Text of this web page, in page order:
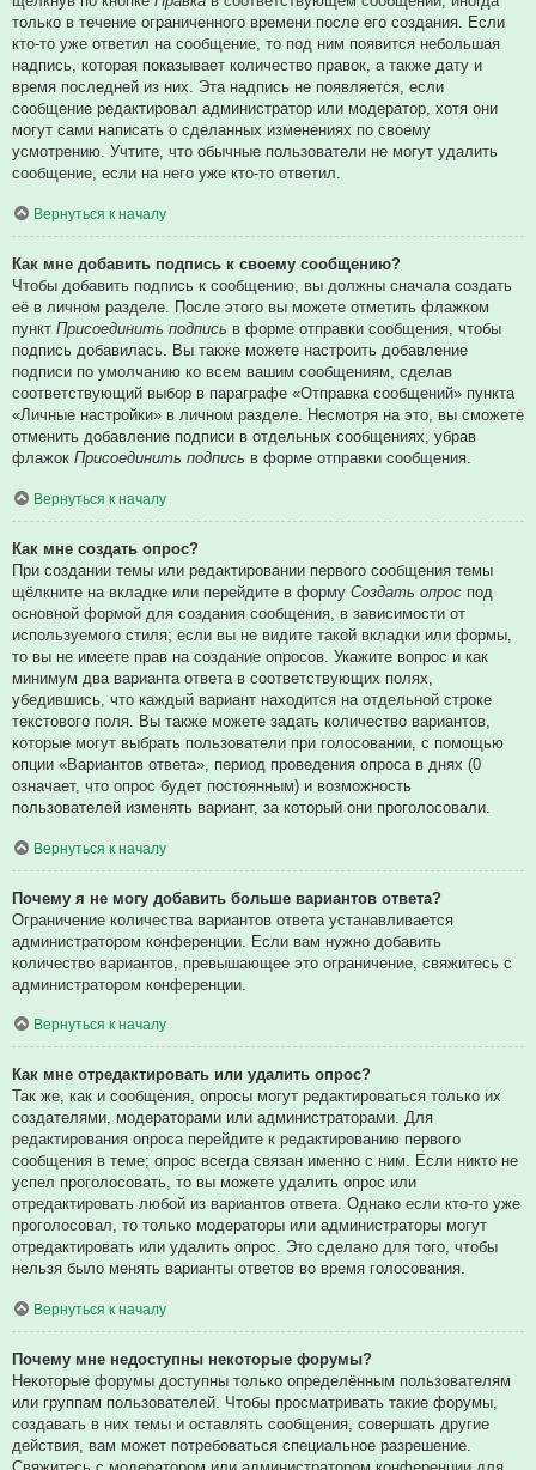
только в течение ограниченного времени после его создания. Если
кто-то уже ответил на сообщение, то под ним появится небольшая
надпись, которая показывает количество правок, а также дату и
время последней из них. Эта надпись не появляется, если
сообщение редактировал администратор или модератор, хотя они
могут сами написать о сделанных изменениях по своему
усмотрению. Учтите, что обычные пользователи не могут удалить
сообщение, если на него уже кто-то ответил.
Вернуться к началу
Как мне добавить подпись к своему сообщению?
Чтобы добавить подпись к сообщению, вы должны сначала создать
её в личном разделе. После этого вы можете отметить флажком
пункт Присоединить подпись в форме отправки сообщения, чтобы
подпись добавилась. Вы также можете настроить добавление
подписи по умолчанию ко всем вашим сообщениям, сделав
соответствующий выбор в параграфе «Отправка сообщений» пункта
«Личные настройки» в личном разделе. Несмотря на это, вы сможете
отменить добавление подписи в отдельных сообщениях, убрав
флажок Присоединить подпись в форме отправки сообщения.
Вернуться к началу
Как мне создать опрос?
При создании темы или редактировании первого сообщения темы
щёлкните на вкладке или перейдите в форму Создать опрос под
основной формой для создания сообщения, в зависимости от
используемого стиля; если вы не видите такой вкладки или формы,
то вы не имеете прав на создание опросов. Укажите вопрос и как
минимум два варианта ответа в соответствующих полях,
убедившись, что каждый вариант находится на отдельной строке
текстового поля. Вы также можете задать количество вариантов,
которые могут выбрать пользователи при голосовании, с помощью
опции «Вариантов ответа», период проведения опроса в днях (0
означает, что опрос будет постоянным) и возможность
пользователей изменять вариант, за который они проголосовали.
Вернуться к началу
Почему я не могу добавить больше вариантов ответа?
Ограничение количества вариантов ответа устанавливается
администратором конференции. Если вам нужно добавить
количество вариантов, превышающее это ограничение, свяжитесь с
администратором конференции.
Вернуться к началу
Как мне отредактировать или удалить опрос?
Так же, как и сообщения, опросы могут редактироваться только их
создателями, модераторами или администраторами. Для
редактирования опроса перейдите к редактированию первого
сообщения в теме; опрос всегда связан именно с ним. Если никто не
успел проголосовать, то вы можете удалить опрос или
отредактировать любой из вариантов ответа. Однако если кто-то уже
проголосовал, то только модераторы или администраторы могут
отредактировать или удалить опрос. Это сделано для того, чтобы
нельзя было менять варианты ответов во время голосования.
Вернуться к началу
Почему мне недоступны некоторые форумы?
Некоторые форумы доступны только определённым пользователям
или группам пользователей. Чтобы просматривать такие форумы,
создавать в них темы и оставлять сообщения, совершать другие
действия, вам может потребоваться специальное разрешение.